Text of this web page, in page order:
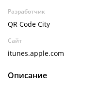
Разработчик
QR Code City
Сайт
itunes.apple.com
Описание